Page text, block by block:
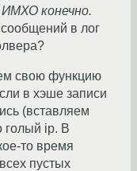
конечно.
в лог
свою функцию
в хэше записи
(вставляем
голый ip. В
то время
пустых